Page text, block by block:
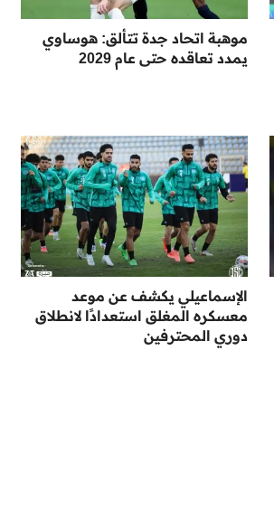
موهبة اتحاد جدة تتألق: هوساوي
يمدد تعاقده حتى عام 2029
الإسماعيلي يكشف عن موعد
معسكره المغلق استعدادًا لانطلاق
دوري المحترفين